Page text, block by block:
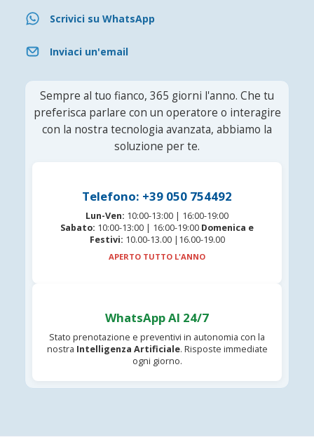
Scrivici su WhatsApp
Inviaci un'email
Sempre al tuo fianco, 365 giorni l'anno. Che tu
preferisca parlare con un operatore o interagire
con la nostra tecnologia avanzata, abbiamo la
soluzione per te.
Telefono: +39 050 754492
Lun-Ven: 10:00-13:00 | 16:00-19:00
Sabato: 10:00-13:00 | 16:00-19:00 Domenica e
Festivi: 10.00-13.00 |16.00-19.00
APERTO TUTTO L'ANNO
WhatsApp AI 24/7
Stato prenotazione e preventivi in autonomia con la
nostra Intelligenza Artificiale. Risposte immediate
ogni giorno.